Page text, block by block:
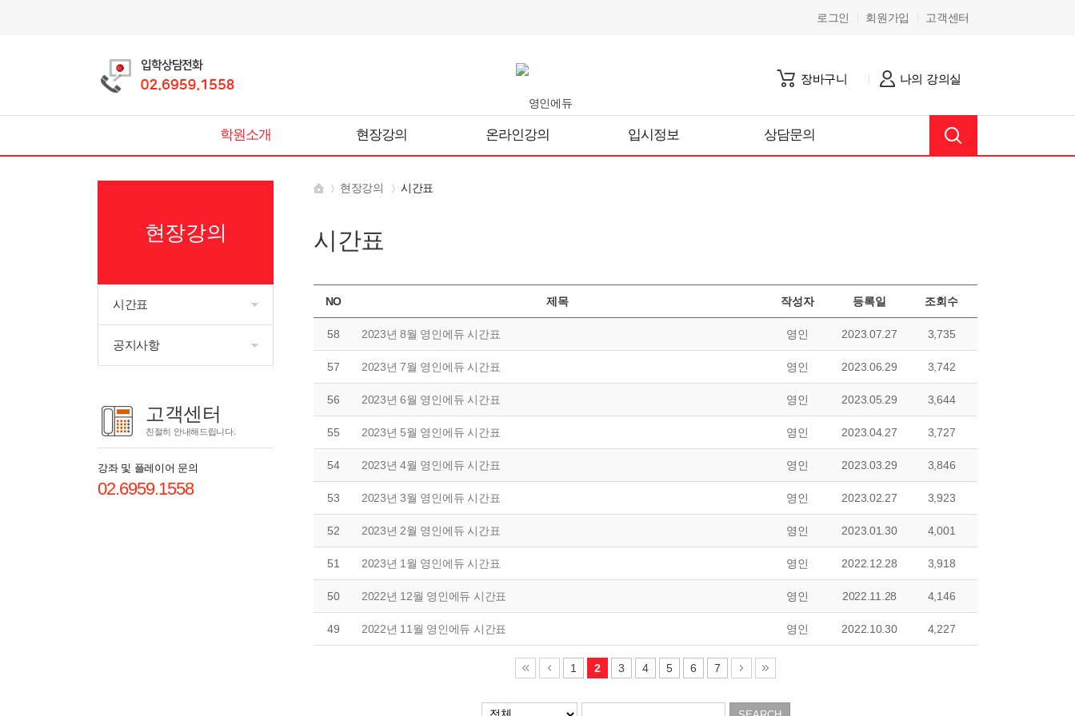
로그인 회원가입 고객센터
장바구니 나의 강의실
학원소개 현장강의 온라인강의 입시정보 상담문의
현장강의
시간표
공지사항
고객센터
친절히 안내해드립니다.
강좌 및 플레이어 문의
02.6959.1558
현장강의 시간표
시간표
NO 제목 작성자 등록일 조회수
58 2023년 8월 영인에듀 시간표 영인 2023.07.27 3,735
57 2023년 7월 영인에듀 시간표 영인 2023.06.29 3,742
56 2023년 6월 영인에듀 시간표 영인 2023.05.29 3,644
55 2023년 5월 영인에듀 시간표 영인 2023.04.27 3,727
54 2023년 4월 영인에듀 시간표 영인 2023.03.29 3,846
53 2023년 3월 영인에듀 시간표 영인 2023.02.27 3,923
52 2023년 2월 영인에듀 시간표 영인 2023.01.30 4,001
51 2023년 1월 영인에듀 시간표 영인 2022.12.28 3,918
50 2022년 12월 영인에듀 시간표 영인 2022.11.28 4,146
49 2022년 11월 영인에듀 시간표 영인 2022.10.30 4,227
1 2 3 4 5 6 7